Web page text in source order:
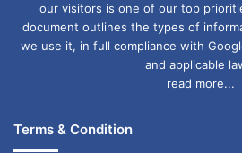
our visitors is one of our top
document outlines the types of
we use it, in full compliance with
and applicable
read more...
Terms & Condition